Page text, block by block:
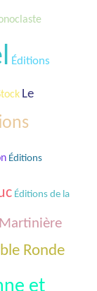
Éditions
Le
Éditions
Éditions de la
Ronde
et